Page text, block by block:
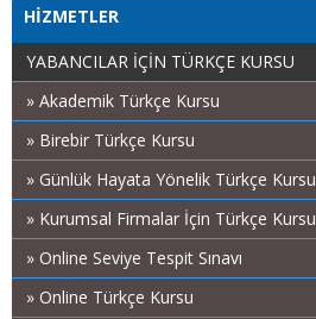
HİZMETLER
YABANCILAR İÇİN TÜRKÇE KURSU
» Akademik Türkçe Kursu
» Birebir Türkçe Kursu
» Günlük Hayata Yönelik Türkçe Kursu
» Kurumsal Firmalar İçin Türkçe Kursu
» Online Seviye Tespit Sınavı
» Online Türkçe Kursu